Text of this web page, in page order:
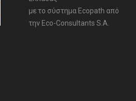
με το σύστημα Ecopath από
την Eco-Consultants S.A.